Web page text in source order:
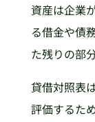
資産は企業
る借金や債
た残りの部
貸借対照表
評価するた